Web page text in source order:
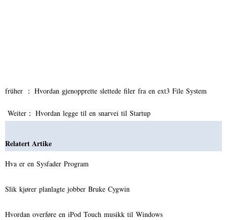
früher ： Hvordan gjenopprette slettede filer fra en ext3 File System
Weiter： Hvordan legge til en snarvei til Startup
Relatert Artike
Hva er en Sysfader Program
Slik kjører planlagte jobber Bruke Cygwin
Hvordan overføre en iPod Touch musikk til Windows